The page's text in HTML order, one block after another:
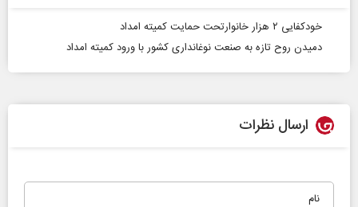
خودکفایی ۲ هزار خانوارتحت حمایت کمیته امداد
دمیدن روح تازه به صنعت نوغانداری کشور با ورود کمیته امداد
ارسال نظرات